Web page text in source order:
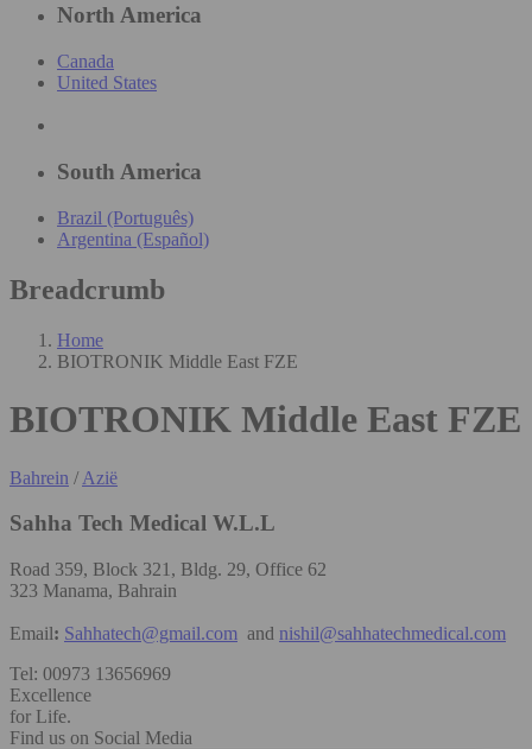
North America
Canada
United States
South America
Brazil (Português)
Argentina (Español)
Breadcrumb
Home
BIOTRONIK Middle East FZE
BIOTRONIK Middle East FZE
Bahrein / Azië
Sahha Tech Medical W.L.L
Road 359, Block 321, Bldg. 29, Office 62
323 Manama, Bahrain
Email: Sahhatech@gmail.com and nishil@sahhatechmedical.com
Tel: 00973 13656969
Excellence
for Life.
Find us on Social Media